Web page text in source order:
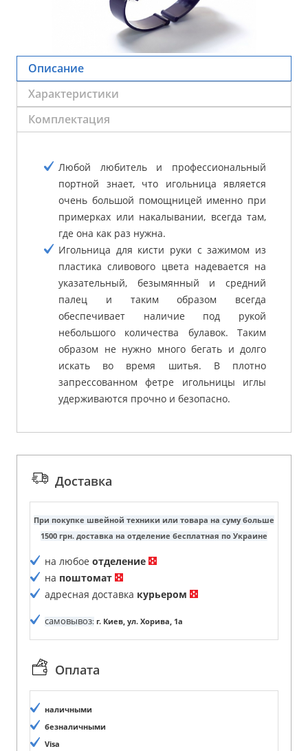
Описание
Характеристики
Комплектация
Любой любитель и профессиональный
портной знает, что игольница является
очень большой помощницей именно при
примерках или накалывании, всегда там,
где она как раз нужна.
Игольница для кисти руки с зажимом из
пластика сливового цвета надевается на
указательный, безымянный и средний
палец и таким образом всегда
обеспечивает наличие под рукой
небольшого количества булавок. Таким
образом не нужно много бегать и долго
искать во время шитья. В плотно
запрессованном фетре игольницы иглы
удерживаются прочно и безопасно.
Доставка
При покупке швейной техники или товара на суму больше
1500 грн. доставка на отделение бесплатная по Украине
на любое отделение
на поштомат
адресная доставка курьером
самовывоз: г. Киев, ул. Хорива, 1а
Оплата
наличными
безналичными
Visa